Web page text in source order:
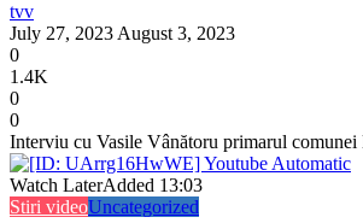
tvv
July 27, 2023 August 3, 2023
0
1.4K
0
0
Interviu cu Vasile Vânătoru primarul comunei
Watch LaterAdded 13:03
Stiri videoUncategorized